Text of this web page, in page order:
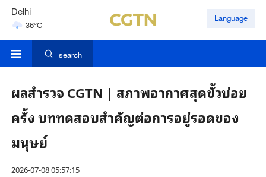
Delhi
36°C
Hyderabad
Language
search
ผลสำรวจ CGTN | สภาพอากาศสุดขั้วบ่อย
ครั้ง บททดสอบสำคัญต่อการอยู่รอดของ
มนุษย์
2026-07-08 05:57:15